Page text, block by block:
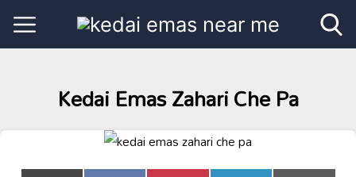
Kedai Emas Zahari Che Pa